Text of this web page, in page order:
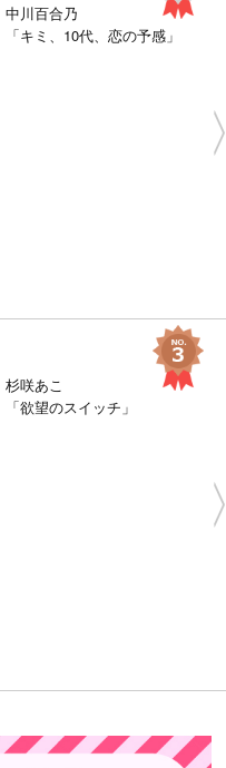
中川百合乃
「キミ、10代、恋の予感」
杉咲あこ
「欲望のスイッチ」